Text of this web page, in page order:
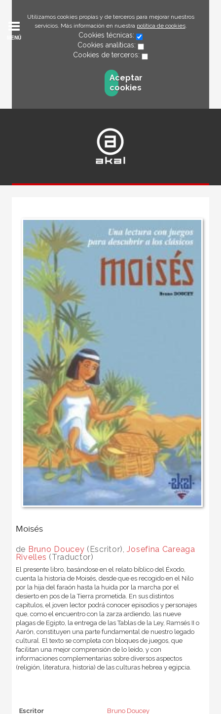
Utilizamos cookies propias y de terceros para mejorar nuestros
servicios. Más información en nuestra política de cookies.
Cookies técnicas:
Cookies analíticas:
Cookies de terceros:
Aceptar
cookies
MENÚ
Moisés
de Bruno Doucey (Escritor),Josefina Careaga
Rivelles (Traductor)
El presente libro, basándose en el relato bíblico del Éxodo,
cuenta la historia de Moisés, desde que es recogido en el Nilo
por la hija del faraón hasta la huida por la marcha por el
desierto en pos de la Tierra prometida. En sus distintos
capítulos, el joven lector podrá conocer episodios y personajes
que, como el encuentro con la zarza ardiendo, las nueve
plagas de Egipto, la entrega de las Tablas de la Ley, Ramsés II o
Aarón, constituyen una parte fundamental de nuestro legado
cultural. El texto se completa con bloques de juegos, que
facilitan una mejor comprensión de lo leído, y con
informaciones complementarias sobre diversos aspectos
(religión, literatura, historia) de las culturas hebrea y egipcia.
Escritor
Bruno Doucey